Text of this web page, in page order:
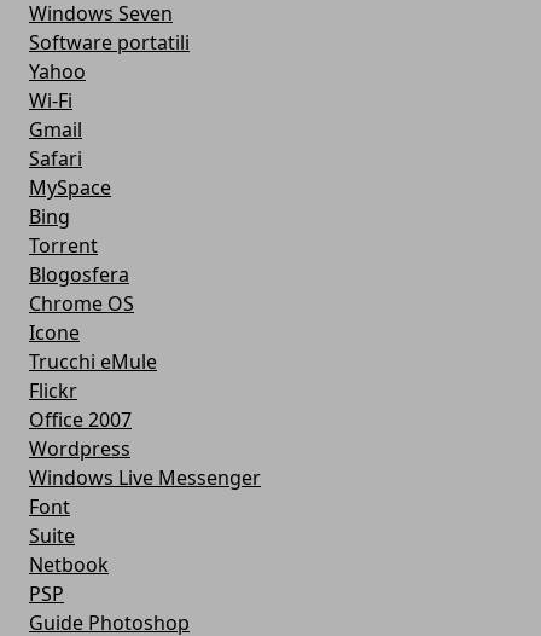
Windows Seven
Software portatili
Yahoo
Wi-Fi
Gmail
Safari
MySpace
Bing
Torrent
Blogosfera
Chrome OS
Icone
Trucchi eMule
Flickr
Office 2007
Wordpress
Windows Live Messenger
Font
Suite
Netbook
PSP
Guide Photoshop